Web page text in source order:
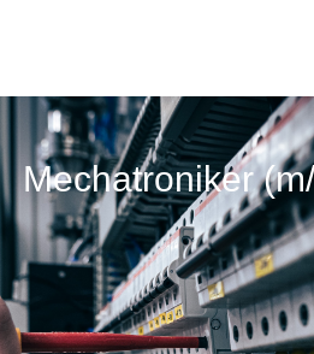
Mechatroniker